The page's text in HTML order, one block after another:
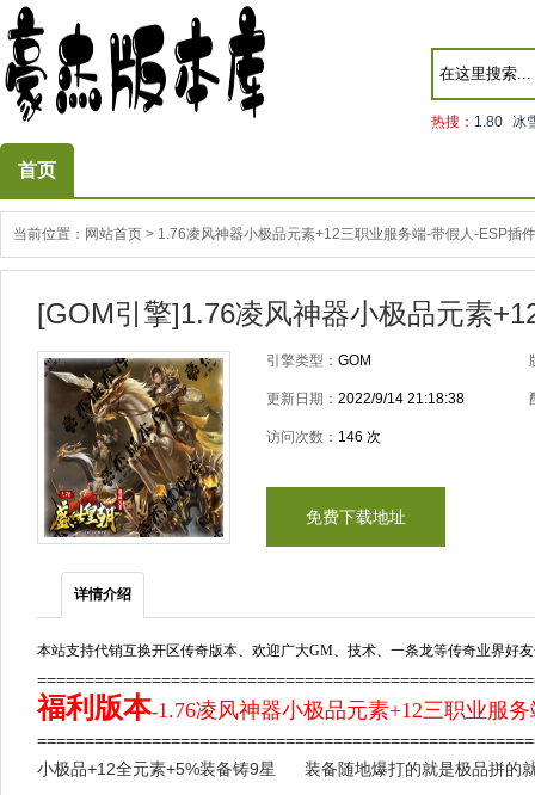
热搜： 1.80 冰
首页
当前位置： 网站首页 > 1.76凌风神器小极品元素+12三职业服务端-带假人-ESP插
[GOM引擎]1.76凌风神器小极品元素
引擎类型： GOM
更新日期： 2022/9/14 21:18:38
访问次数： 146 次
免费下载地址
详情介绍
本站支持代销互换开区传奇版本、欢迎广大GM、技术、一条龙等传奇业界好
福利版本-1.76凌风神器小极品元素+12三职业服
小极品+12全元素+5%装备铸9星 装备随地爆打的就是极品拼的